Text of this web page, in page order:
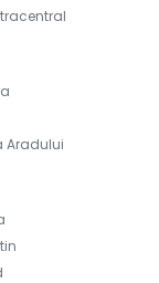
Aradului